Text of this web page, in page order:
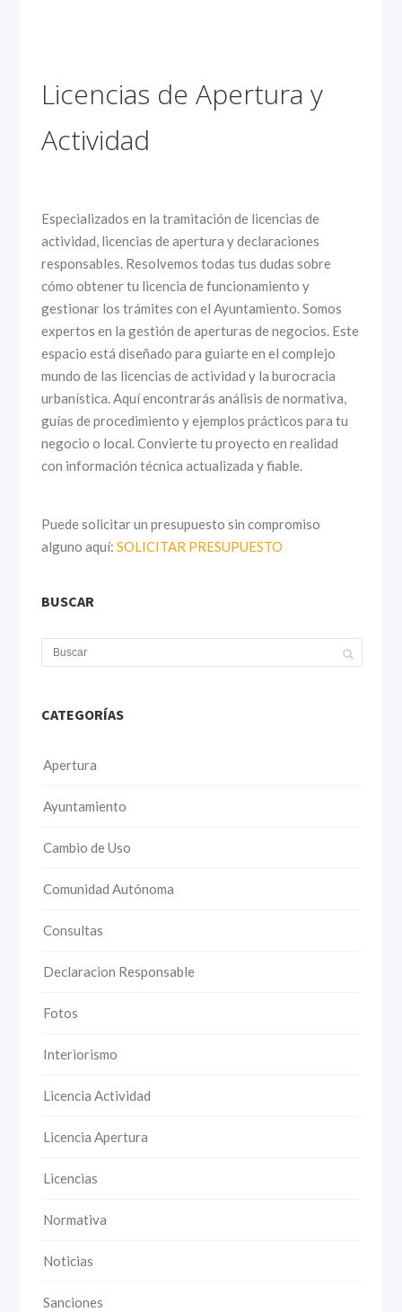
Licencias de Apertura y
Actividad
Especializados en la tramitación de licencias de
actividad, licencias de apertura y declaraciones
responsables. Resolvemos todas tus dudas sobre
cómo obtener tu licencia de funcionamiento y
gestionar los trámites con el Ayuntamiento. Somos
expertos en la gestión de aperturas de negocios. Este
espacio está diseñado para guiarte en el complejo
mundo de las licencias de actividad y la burocracia
urbanística. Aquí encontrarás análisis de normativa,
guías de procedimiento y ejemplos prácticos para tu
negocio o local. Convierte tu proyecto en realidad
con información técnica actualizada y fiable.
Puede solicitar un presupuesto sin compromiso
alguno aquí: SOLICITAR PRESUPUESTO
BUSCAR
CATEGORÍAS
Apertura
Ayuntamiento
Cambio de Uso
Comunidad Autónoma
Consultas
Declaracion Responsable
Fotos
Interiorismo
Licencia Actividad
Licencia Apertura
Licencias
Normativa
Noticias
Sanciones